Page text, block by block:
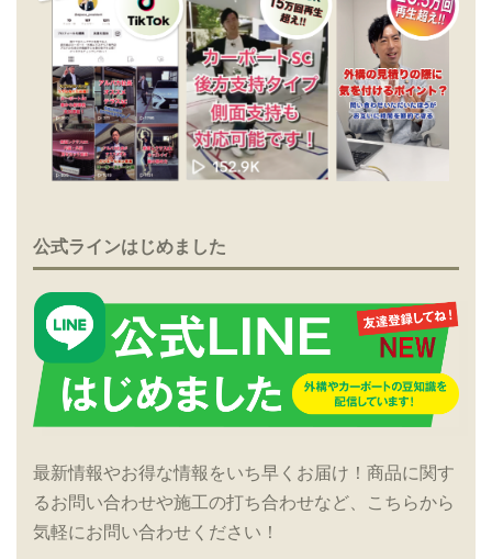
公式ラインはじめました
最新情報やお得な情報をいち早くお届け！商品に関す
るお問い合わせや施工の打ち合わせなど、こちらから
気軽にお問い合わせください！